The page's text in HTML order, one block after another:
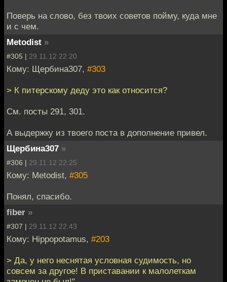
Поверь на слово, без твоих советов пойму, куда мне
и с чем.
Metodist »
#305 | 29.11.12 22:20
Кому: Щербина307, #303
> К питерскому деду это как относится?
См. посты 291, 301.
А выдержку из твоего поста в дополнение привел.
Щербина307 »
#306 | 29.11.12 22:25
Кому: Metodist, #305
Понял, спасибо.
fiber »
#307 | 29.11.12 22:43
Кому: Hippopotamus, #203
> Да, у него неснятая условная судимость, но
совсем за другое! В приставании к малолеткам